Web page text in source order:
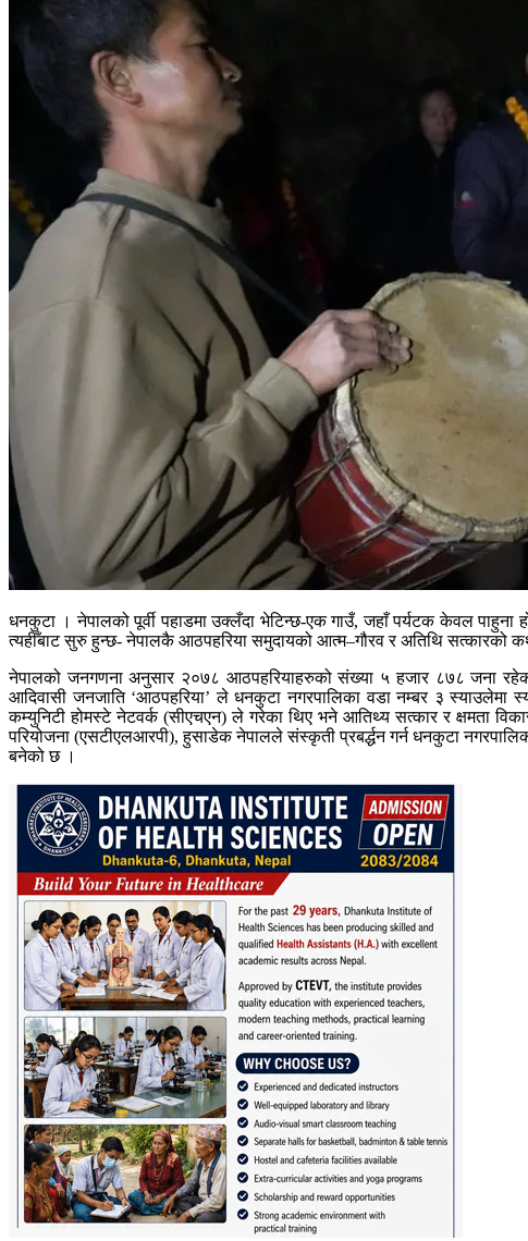
धनकुटा । नेपालको पूर्वी पहाडमा उक्लँदा भेटिन्छ-एक गाउँ, जहाँ पर्यटक केवल
त्यहीँबाट सुरु हुन्छ- नेपालकै आठपहरिया समुदायको आत्म–गौरव र अतिथि सत्कारको
नेपालको जनगणना अनुसार २०७८ आठपहरियाहरुको संख्या ५ हजार ८७८ जना
आदिवासी जनजाति ‘आठपहरिया’ ले धनकुटा नगरपालिका वडा नम्बर ३ स्याउलेमा
कम्युनिटी होमस्टे नेटवर्क (सीएचएन) ले गरेका थिए भने आतिथ्य सत्कार र क्षमता
परियोजना (एसटीएलआरपी), हुसाडेक नेपालले संस्कृती प्रबर्द्धन गर्न धनकुटा
बनेको छ ।